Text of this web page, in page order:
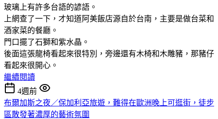
玻璃上有許多台語的諺語。
上網查了一下，才知道阿美飯店源自於台南，主要是做台菜和
酒家菜的餐廳。
門口擺了石獅和紫水晶。
後面這張龍椅看起來很特別，旁邊還有木椅和木雕豬，那豬仔
看起來很開心。
繼續閱讀
4週前
布爾加斯之夜／保加利亞旅遊，難得在歐洲晚上可逛街，徒步
區散發著濃厚的藝術氛圍